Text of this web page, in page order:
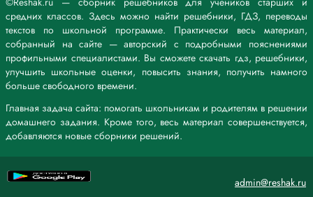
средних классов. Здесь можно найти решебники, ГДЗ, переводы
текстов по школьной программе. Практически весь материал,
собранный на сайте — авторский с подробными пояснениями
профильными специалистами. Вы сможете скачать гдз, решебники,
улучшить школьные оценки, повысить знания, получить намного
больше свободного времени.
Главная задача сайта: помогать школьникам и родителям в решении
домашнего задания. Кроме того, весь материал совершенствуется,
добавляются новые сборники решений.
admin@reshak.ru